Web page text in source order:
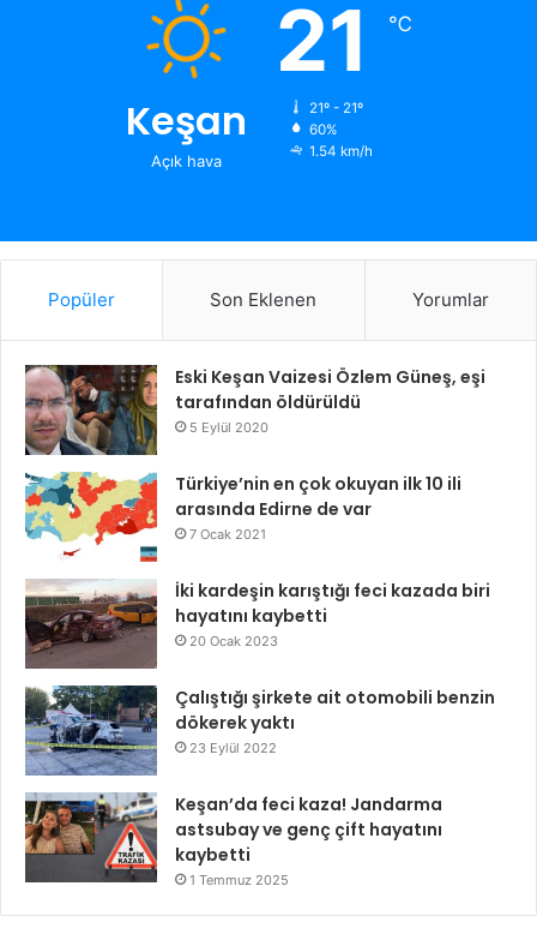
Keşan
Açık hava
21 ℃
21º - 21º
60%
1.54 km/h
Popüler Son Eklenen Yorumlar
Eski Keşan Vaizesi Özlem Güneş, eşi
tarafından öldürüldü
5 Eylül 2020
Türkiye’nin en çok okuyan ilk 10 ili
arasında Edirne de var
7 Ocak 2021
İki kardeşin karıştığı feci kazada biri
hayatını kaybetti
20 Ocak 2023
Çalıştığı şirkete ait otomobili benzin
dökerek yaktı
23 Eylül 2022
Keşan’da feci kaza! Jandarma
astsubay ve genç çift hayatını
kaybetti
1 Temmuz 2025